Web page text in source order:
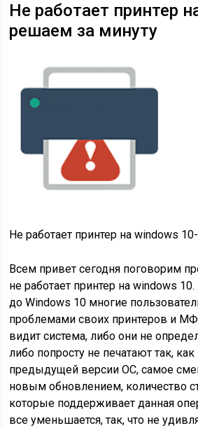
Не работает принтер
решаем за минуту
Не работает принтер на windows
Всем привет сегодня поговорим
не работает принтер на windows
до Windows 10 многие
проблемами своих принтеров и
видит система, либо они не
либо попросту не печатают так,
предыдущей версии ОС, самое
новым обновлением, количество
которые поддерживает данная
все уменьшается, так, что не